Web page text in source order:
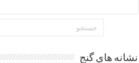
نشانه های گنج